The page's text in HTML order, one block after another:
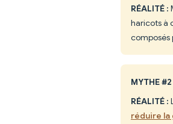
RÉALITÉ :
haricots à
composés
MYTHE
RÉALITÉ :
réduire la